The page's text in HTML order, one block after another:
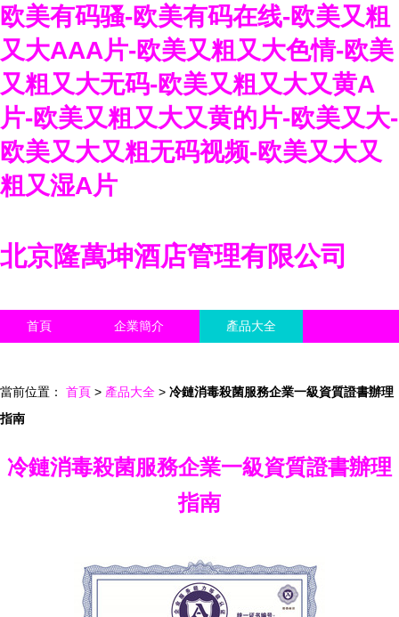
欧美有码骚-欧美有码在线-欧美又粗
又大AAA片-欧美又粗又大色情-欧美
又粗又大无码-欧美又粗又大又黄A
片-欧美又粗又大又黄的片-欧美又大-
欧美又大又粗无码视频-欧美又大又
粗又湿A片
北京隆萬坤酒店管理有限公司
首頁 企業簡介 產品大全
當前位置： 首頁 > 產品大全 > 冷鏈消毒殺菌服務企業一級資質證書辦理
指南
冷鏈消毒殺菌服務企業一級資質證書辦理
指南